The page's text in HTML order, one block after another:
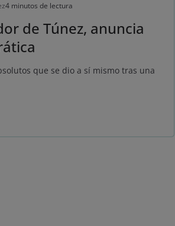
4 minutos de lectura
de Túnez, anuncia
que se dio a sí mismo tras una